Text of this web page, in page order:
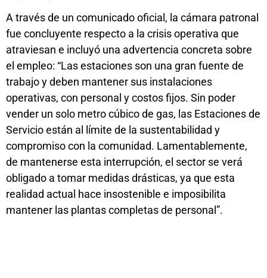
A través de un comunicado oficial, la cámara patronal
fue concluyente respecto a la crisis operativa que
atraviesan e incluyó una advertencia concreta sobre
el empleo: “Las estaciones son una gran fuente de
trabajo y deben mantener sus instalaciones
operativas, con personal y costos fijos. Sin poder
vender un solo metro cúbico de gas, las Estaciones de
Servicio están al límite de la sustentabilidad y
compromiso con la comunidad. Lamentablemente,
de mantenerse esta interrupción, el sector se verá
obligado a tomar medidas drásticas, ya que esta
realidad actual hace insostenible e imposibilita
mantener las plantas completas de personal”.